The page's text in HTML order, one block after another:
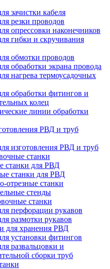
зачистки кабеля
резки проводов
опрессовки наконечников
гибки и скручивания
обмотки проводов
обработки экрана провода
нагрева термоусадочных
обработки фитингов и
колец
линии обработки
РВД и труб
изготовления РВД и труб
станки
станки для РВД
станки для РВД
отрезные станки
стенды
станки
перфорации рукавов
размотки рукавов
для хранения РВД
установки фитингов
развальцовки и
сборки труб